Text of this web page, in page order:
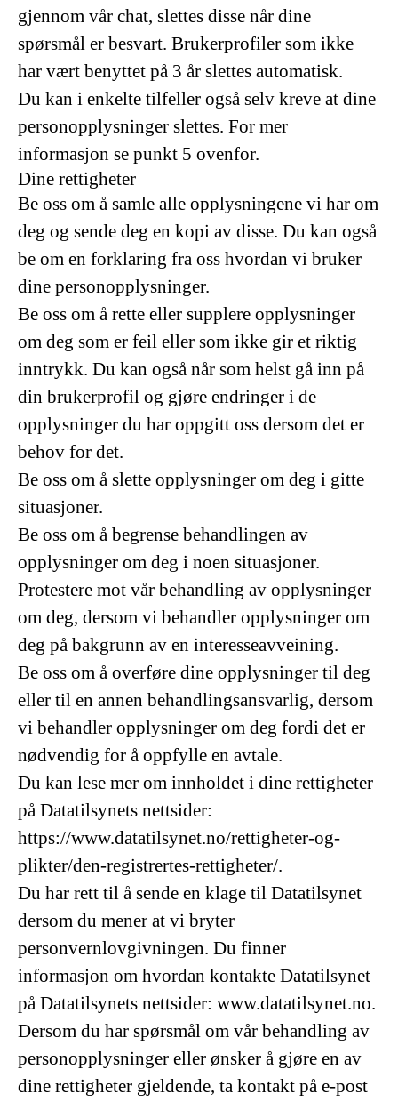
gjennom vår chat, slettes disse når dine
spørsmål er besvart. Brukerprofiler som ikke
har vært benyttet på 3 år slettes automatisk.
Du kan i enkelte tilfeller også selv kreve at dine
personopplysninger slettes. For mer
informasjon se punkt 5 ovenfor.
Dine rettigheter
Be oss om å samle alle opplysningene vi har om
deg og sende deg en kopi av disse. Du kan også
be om en forklaring fra oss hvordan vi bruker
dine personopplysninger.
Be oss om å rette eller supplere opplysninger
om deg som er feil eller som ikke gir et riktig
inntrykk. Du kan også når som helst gå inn på
din brukerprofil og gjøre endringer i de
opplysninger du har oppgitt oss dersom det er
behov for det.
Be oss om å slette opplysninger om deg i gitte
situasjoner.
Be oss om å begrense behandlingen av
opplysninger om deg i noen situasjoner.
Protestere mot vår behandling av opplysninger
om deg, dersom vi behandler opplysninger om
deg på bakgrunn av en interesseavveining.
Be oss om å overføre dine opplysninger til deg
eller til en annen behandlingsansvarlig, dersom
vi behandler opplysninger om deg fordi det er
nødvendig for å oppfylle en avtale.
Du kan lese mer om innholdet i dine rettigheter
på Datatilsynets nettsider:
https://www.datatilsynet.no/rettigheter-og-
plikter/den-registrertes-rettigheter/.
Du har rett til å sende en klage til Datatilsynet
dersom du mener at vi bryter
personvernlovgivningen. Du finner
informasjon om hvordan kontakte Datatilsynet
på Datatilsynets nettsider: www.datatilsynet.no.
Dersom du har spørsmål om vår behandling av
personopplysninger eller ønsker å gjøre en av
dine rettigheter gjeldende, ta kontakt på e-post